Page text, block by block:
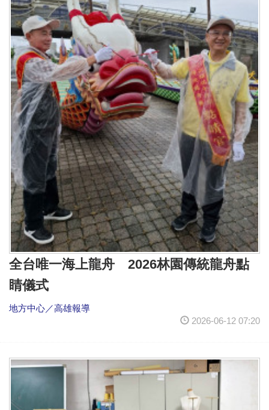
全台唯一海上龍舟 2026林園傳統龍舟點
睛儀式
地方中心／高雄報導
2026-06-12 07:20